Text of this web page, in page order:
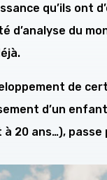
qu’ils ont
d’analyse du
de
d’un
20 ans…),